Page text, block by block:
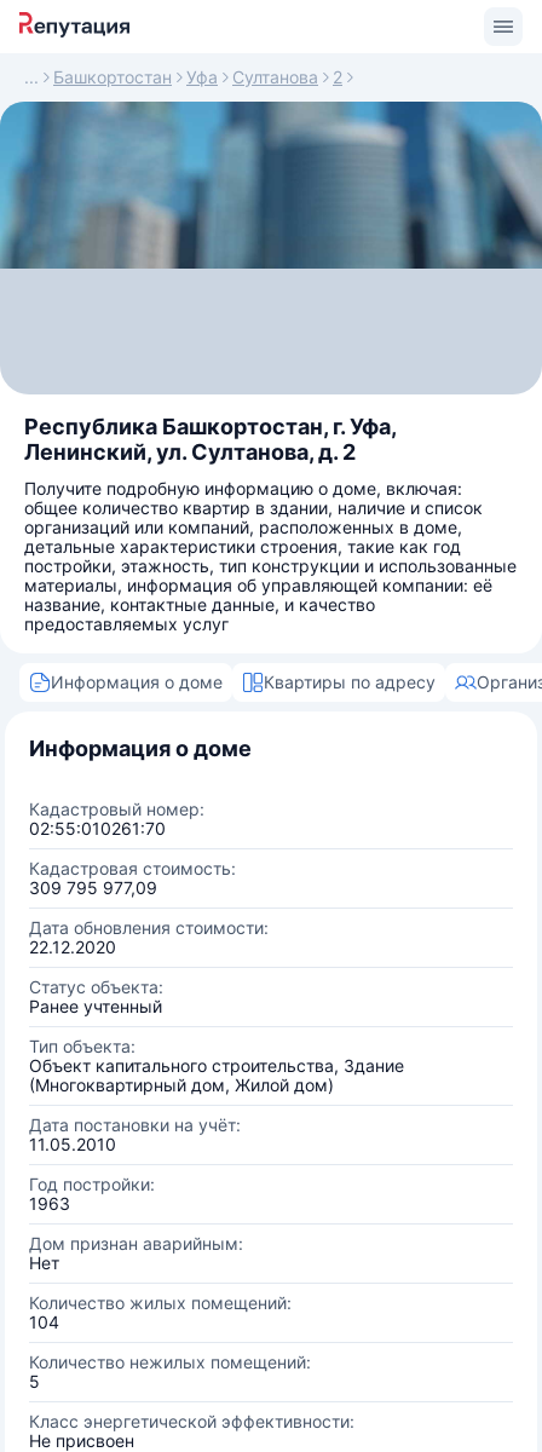
Башкортостан Уфа Султанова 2
Республика Башкортостан, г. Уфа,
Ленинский, ул. Султанова, д. 2
Получите подробную информацию о доме, включая:
общее количество квартир в здании, наличие и список
организаций или компаний, расположенных в доме,
детальные характеристики строения, такие как год
постройки, этажность, тип конструкции и использованные
материалы, информация об управляющей компании: её
название, контактные данные, и качество
предоставляемых услуг
Информация о доме Квартиры по адресу
Информация о доме
Кадастровый номер:
02:55:010261:70
Кадастровая стоимость:
309 795 977,09
Дата обновления стоимости:
22.12.2020
Статус объекта:
Ранее учтенный
Тип объекта:
Объект капитального строительства, Здание
(Многоквартирный дом, Жилой дом)
Дата постановки на учёт:
11.05.2010
Год постройки:
1963
Дом признан аварийным:
Нет
Количество жилых помещений:
104
Количество нежилых помещений:
5
Класс энергетической эффективности:
Не присвоен